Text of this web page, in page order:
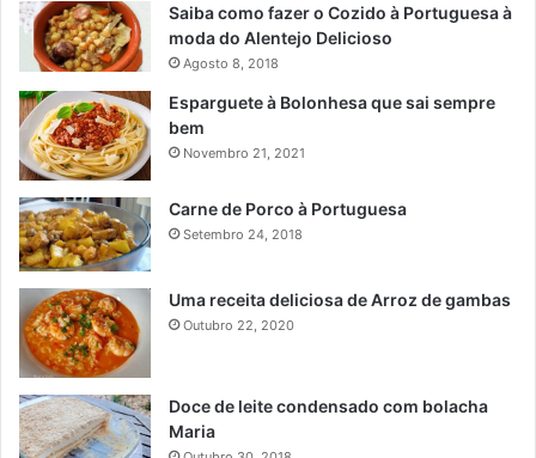
Saiba como fazer o Cozido à Portuguesa à
moda do Alentejo Delicioso
Agosto 8, 2018
Esparguete à Bolonhesa que sai sempre
bem
Novembro 21, 2021
Carne de Porco à Portuguesa
Setembro 24, 2018
Uma receita deliciosa de Arroz de gambas
Outubro 22, 2020
Doce de leite condensado com bolacha
Maria